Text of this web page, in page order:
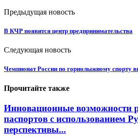
Предыдущая новость
В КЧР появится центр предпринимательства
Следующая новость
Чемпионат России по горнолыжному спорту
Прочитайте также
Инновационные возможности
паспортов с использованием
перспективы...